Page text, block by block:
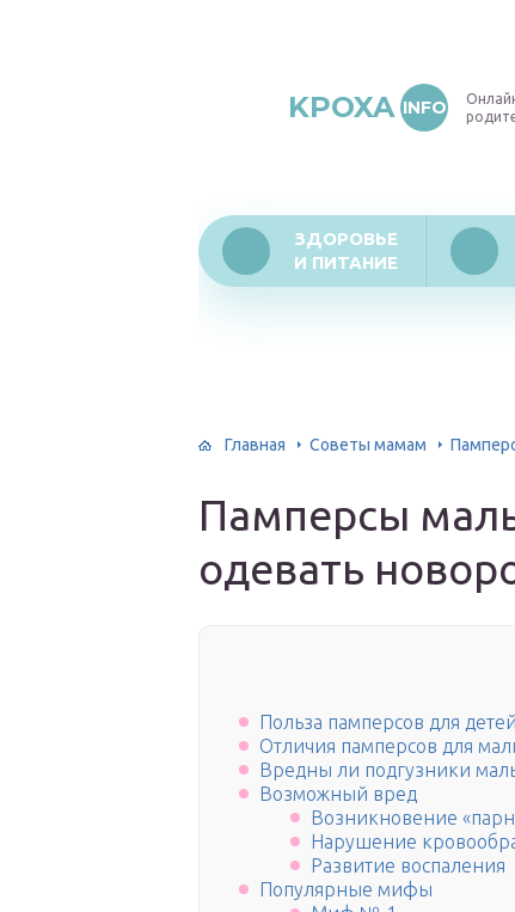
KPOXA INFO
ЗДОРОВЬЕ
И ПИТАНИЕ
Главная Советы мамам
Памперсы
одевать
Польза памперсов для детей
Отличия памперсов для
Вредны ли подгузники
Возможный вред
Возникновение
Нарушение
Развитие воспаления
Популярные мифы